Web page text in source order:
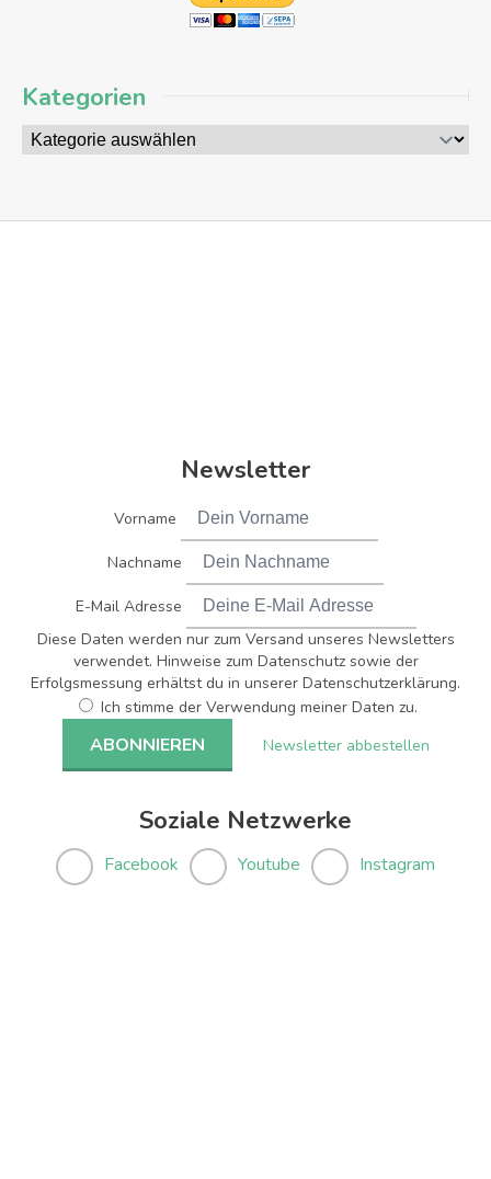
Kategorien
Newsletter
Vorname
Nachname
E-Mail Adresse
Diese Daten werden nur zum Versand unseres Newsletters
verwendet. Hinweise zum Datenschutz sowie der
Erfolgsmessung erhältst du in unserer Datenschutzerklärung.
Ich stimme der Verwendung meiner Daten zu.
Newsletter abbestellen
Soziale Netzwerke
Facebook Youtube Instagram